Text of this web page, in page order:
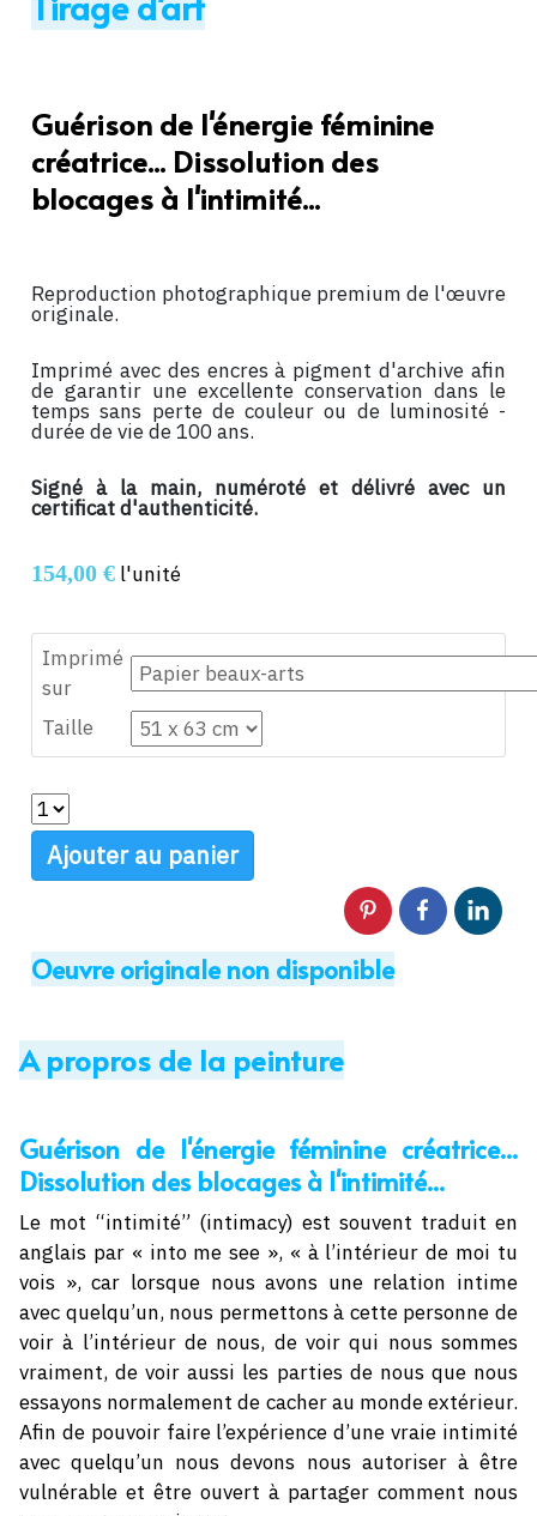
Guérison de l'énergie féminine
créatrice... Dissolution des
blocages à l'intimité...
Reproduction photographique premium de l'œuvre
originale.
Imprimé avec des encres à pigment d'archive afin
de garantir une excellente conservation dans le
temps sans perte de couleur ou de luminosité -
durée de vie de 100 ans.
Signé à la main, numéroté et délivré avec un
certificat d'authenticité.
154,00 € l'unité
Imprimé
sur
Taille
Ajouter au panier
Oeuvre originale non disponible
A propros de la peinture
Guérison de l'énergie féminine créatrice...
Dissolution des blocages à l'intimité...
Le mot “intimité” (intimacy) est souvent traduit en
anglais par « into me see », « à l’intérieur de moi tu
vois », car lorsque nous avons une relation intime
avec quelqu’un, nous permettons à cette personne de
voir à l’intérieur de nous, de voir qui nous sommes
vraiment, de voir aussi les parties de nous que nous
essayons normalement de cacher au monde extérieur.
Afin de pouvoir faire l’expérience d’une vraie intimité
avec quelqu’un nous devons nous autoriser à être
vulnérable et être ouvert à partager comment nous